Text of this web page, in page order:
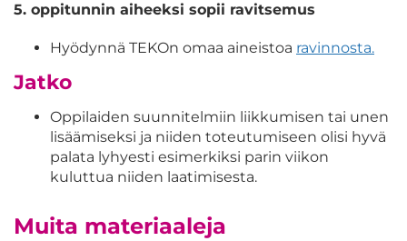
5. oppitunnin aiheeksi sopii ravitsemus
Hyödynnä TEKOn omaa aineistoa ravinnosta.
Jatko
Oppilaiden suunnitelmiin liikkumisen tai unen
lisäämiseksi ja niiden toteutumiseen olisi hyvä
palata lyhyesti esimerkiksi parin viikon
kuluttua niiden laatimisesta.
Muita materiaaleja